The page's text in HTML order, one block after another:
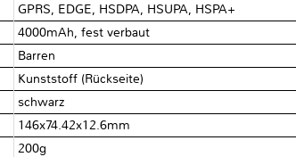
GPRS, EDGE, HSDPA, HSUPA, HSPA+
4000mAh, fest verbaut
Barren
Kunststoff (Rückseite)
schwarz
146x74.42x12.6mm
200g